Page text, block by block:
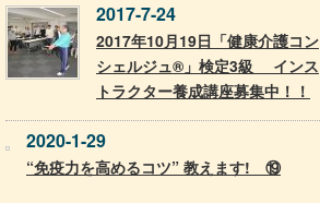
2017-7-24
2017年10月19日「健康介護コン
シェルジュ®」検定3級 インス
トラクター養成講座募集中！！
2020-1-29
“免疫力を高めるコツ” 教えます! ⑲